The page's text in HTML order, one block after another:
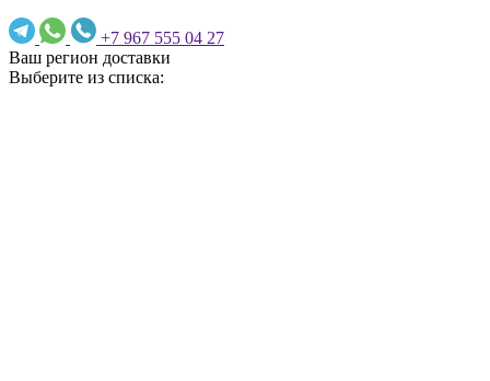
+7 967 555 04 27
Ваш регион доставки
Выберите из списка: